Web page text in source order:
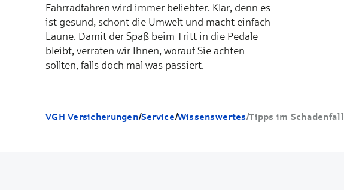
Fahrradfahren wird immer beliebter. Klar, denn es
ist gesund, schont die Umwelt und macht einfach
Laune. Damit der Spaß beim Tritt in die Pedale
bleibt, verraten wir Ihnen, worauf Sie achten
sollten, falls doch mal was passiert.
VGH Versicherungen/Service/Wissenswertes/Tipps im Schadenfall